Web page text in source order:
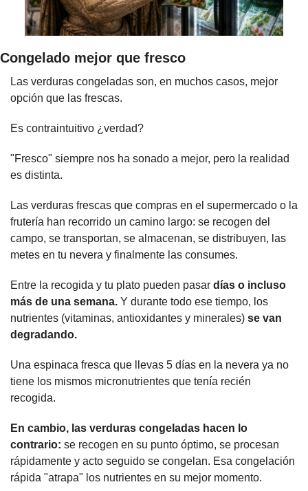
Congelado mejor que fresco
Las verduras congeladas son, en muchos casos, mejor
opción que las frescas.
Es contraintuitivo ¿verdad?
"Fresco" siempre nos ha sonado a mejor, pero la realidad
es distinta.
Las verduras frescas que compras en el supermercado o la
frutería han recorrido un camino largo: se recogen del
campo, se transportan, se almacenan, se distribuyen, las
metes en tu nevera y finalmente las consumes.
Entre la recogida y tu plato pueden pasar días o incluso
más de una semana. Y durante todo ese tiempo, los
nutrientes (vitaminas, antioxidantes y minerales) se van
degradando.
Una espinaca fresca que llevas 5 días en la nevera ya no
tiene los mismos micronutrientes que tenía recién
recogida.
En cambio, las verduras congeladas hacen lo
contrario: se recogen en su punto óptimo, se procesan
rápidamente y acto seguido se congelan. Esa congelación
rápida "atrapa" los nutrientes en su mejor momento.